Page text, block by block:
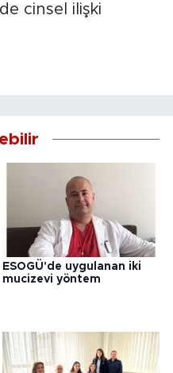
cinsel ilişki
ESOGÜ'de uygulanan iki
mucizevi yöntem